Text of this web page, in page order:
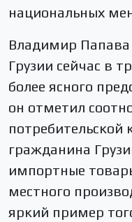
национальных
Владимир
Грузии сейчас в
более ясного
он отметил
потребительской
гражданина
импортные
местного
яркий пример